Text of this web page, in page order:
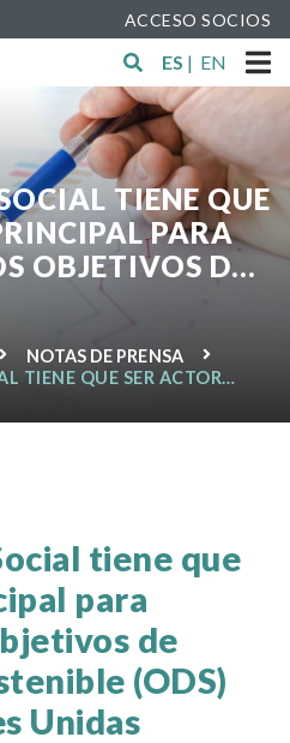
ACCESO SOCIOS
ES | EN
TIENE QUE
PARA
OBJETIVOS DE
(ODS)
UNIDAS
NOTAS DE PRENSA
TIENE QUE SER ACTOR
(ODS) DE LAS NACIONES
tiene que
para
de
(ODS)
Unidas